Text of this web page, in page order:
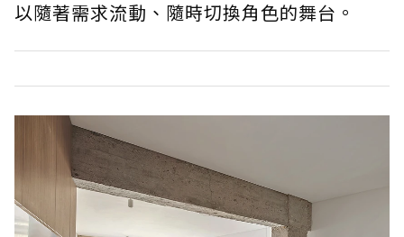
以隨著需求流動、隨時切換角色的舞台。